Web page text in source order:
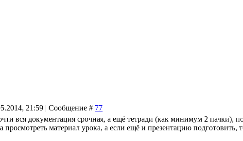
21:59 | Сообщение # 77
вся документация срочная, а ещё тетради (как минимум 2 пачки),
просмотреть материал урока, а если ещё и презентацию